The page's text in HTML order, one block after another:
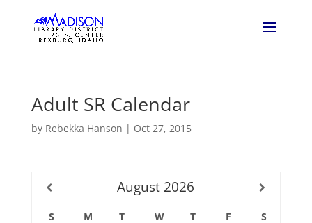
Adult SR Calendar
by Rebekka Hanson | Oct 27, 2015
August 2026
S M T W T F
S